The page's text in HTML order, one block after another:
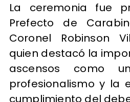
La ceremonia fue
Prefecto de
Coronel Robinson
quien destacó la
ascensos como
profesionalismo y la
cumplimiento del